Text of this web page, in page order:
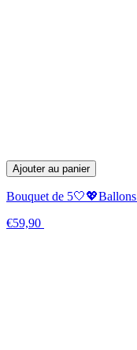
Ajouter au panier
Bouquet de
€59,90